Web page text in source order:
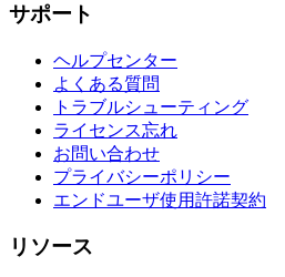
サポート
ヘルプセンター
よくある質問
トラブルシューティング
ライセンス忘れ
お問い合わせ
プライバシーポリシー
エンドユーザ使用許諾契約
リソース